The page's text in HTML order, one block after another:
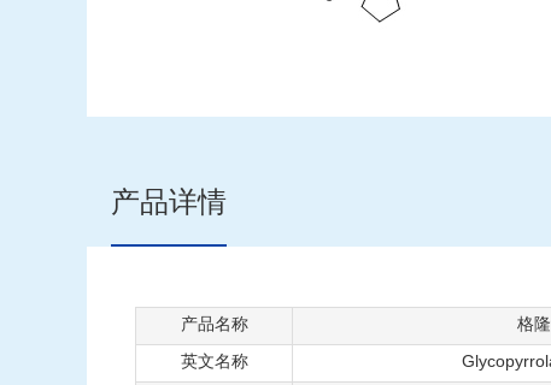
产品详情
产品名称 格
英文名称